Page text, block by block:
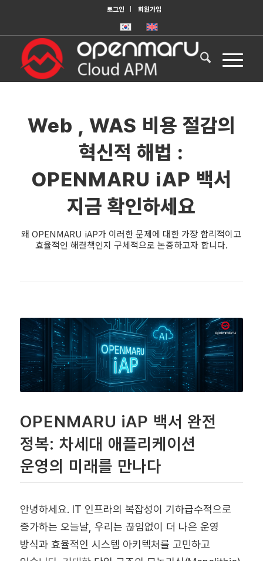
로그인 회원가입
Web , WAS 비용 절감의
혁신적 해법 :
OPENMARU iAP 백서
지금 확인하세요
왜 OPENMARU iAP가 이러한 문제에 대한 가장 합리적이고
효율적인 해결책인지 구체적으로 논증하고자 합니다.
OPENMARU iAP 백서 완전
정복: 차세대 애플리케이션
운영의 미래를 만나다
안녕하세요. IT 인프라의 복잡성이 기하급수적으로
증가하는 오늘날, 우리는 끊임없이 더 나은 운영
방식과 효율적인 시스템 아키텍처를 고민하고